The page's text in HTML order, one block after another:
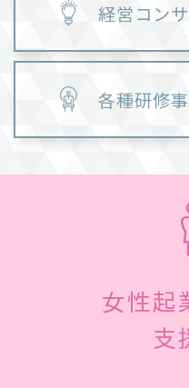
経営コン
各種研修
女性起
支